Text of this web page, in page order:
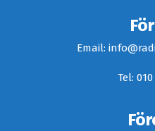
Email:
Tel: